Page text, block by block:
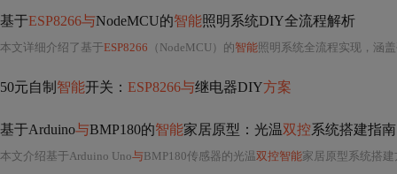
基于ESP8266与NodeMCU的智能照明系统DIY全流程解析
本文详细介绍了基于ESP8266 （NodeMCU）的智能照明系统全流程实现，涵盖
50元自制 智能开关： ESP8266与继电器DIY方案
基于Arduino与BMP180的智能家居原型：光温双控系统搭建指南
本文介绍基于Arduino Uno与BMP180传感器的光温双控智能家居原型系统搭建方法，涵